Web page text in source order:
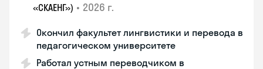
«СКАЕНГ») • 2026 г.
Окончил факультет лингвистики и перевода в
педагогическом университете
Работал устным переводчиком в